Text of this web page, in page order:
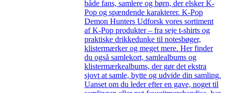
både fans, samlere og børn, der elsker K-
Pop og spændende karakterer. K-Pop
Demon Hunters Udforsk vores sortiment
af K-Pop produkter – fra seje t-shirts og
praktiske drikkedunke til notesbøger,
klistermærker og meget mere. Her finder
du også samlekort, samlealbums og
klistermærkealbums, der gør det ekstra
sjovt at samle, bytte og udvide din samling.
Uanset om du leder efter en gave, noget til